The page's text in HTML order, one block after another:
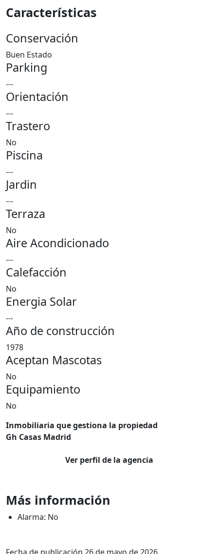
Características
Conservación
Buen Estado
Parking
---
Orientación
---
Trastero
No
Piscina
---
Jardin
---
Terraza
No
Aire Acondicionado
---
Calefacción
No
Energia Solar
---
Año de construcción
1978
Aceptan Mascotas
No
Equipamiento
No
Inmobiliaria que gestiona la propiedad
Gh Casas Madrid
Ver perfil de la agencia
Más información
Alarma: No